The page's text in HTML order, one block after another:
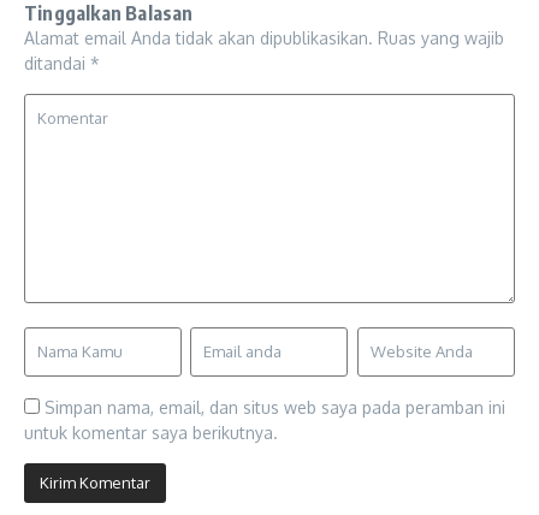
Tinggalkan Balasan
Alamat email Anda tidak akan dipublikasikan. Ruas yang wajib
ditandai *
Simpan nama, email, dan situs web saya pada peramban ini
untuk komentar saya berikutnya.